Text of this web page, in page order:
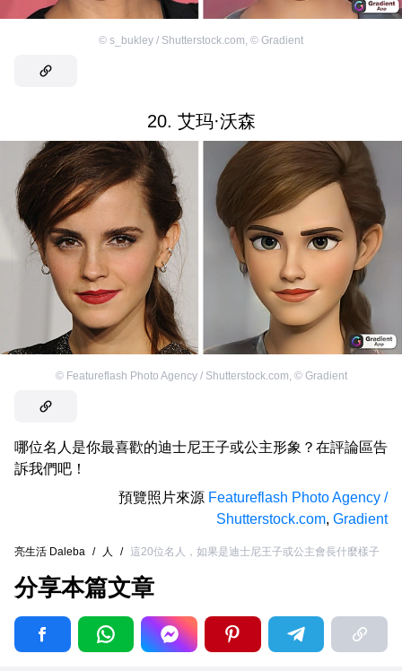
© s_bukley / Shutterstock.com, © Gradient
20. 艾玛·沃森
© Featureflash Photo Agency / Shutterstock.com © Gradient
哪位名人是你最喜歡的迪士尼王子或公主形象？在評論區告
訴我們吧！
預覽照片來源 Featureflash Photo Agency /
Shutterstock.com, Gradient
亮生活 Daleba / 人 / 這20位名人，如果是迪士尼王子或公主會長什麼樣子
分享本篇文章